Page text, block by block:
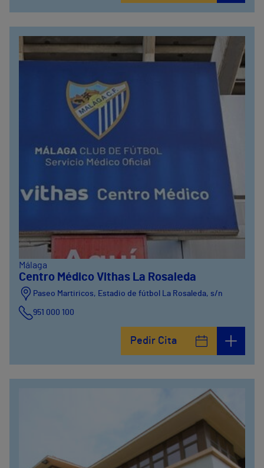
Málaga
Centro Médico Vithas La Rosaleda
Paseo Martiricos, Estadio de fútbol La Rosaleda, s/n
951 000 100
Pedir Cita